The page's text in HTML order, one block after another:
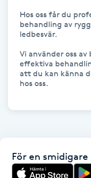
Gellack
Gellack med
Gravidmassage
Gravidyoga
Gua Sha-massage
Hos oss får du
behandling av
ledbesvär.
Vi använder oss
effektiva
att du kan känna
hos oss.
För en smidigare